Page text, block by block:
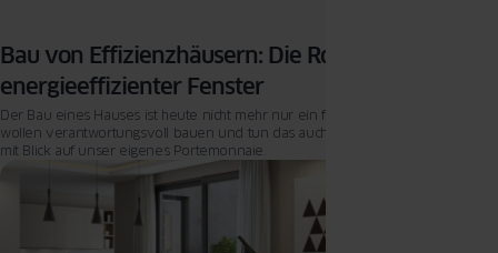
Bau von Effizienzhäusern: Die Rolle
energieeffizienter Fenster
Der Bau eines Hauses ist heute nicht mehr nur ein finanzielles Abenteuer. Wir
wollen verantwortungsvoll bauen und tun das auch – der Umwelt zuliebe und
mit Blick auf unser eigenes Portemonnaie.